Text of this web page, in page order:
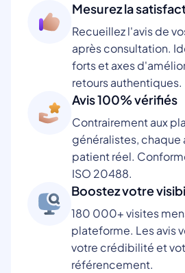
Mesurez la
Recueillez l'avis de
après consultation.
forts et axes
retours authentiques.
Avis 100% vérifiés
Contrairement aux
généralistes, chaque
patient réel.
ISO 20488.
Boostez votre
180 000+ visites
plateforme. Les avis
votre crédibilité et
référencement.